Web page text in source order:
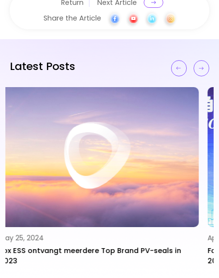
Return
Next Article
Share the Article
Latest Posts
April 09, 2024
Fox ESS staat op de lijst “Hurun Global Unicorn Index
2024”